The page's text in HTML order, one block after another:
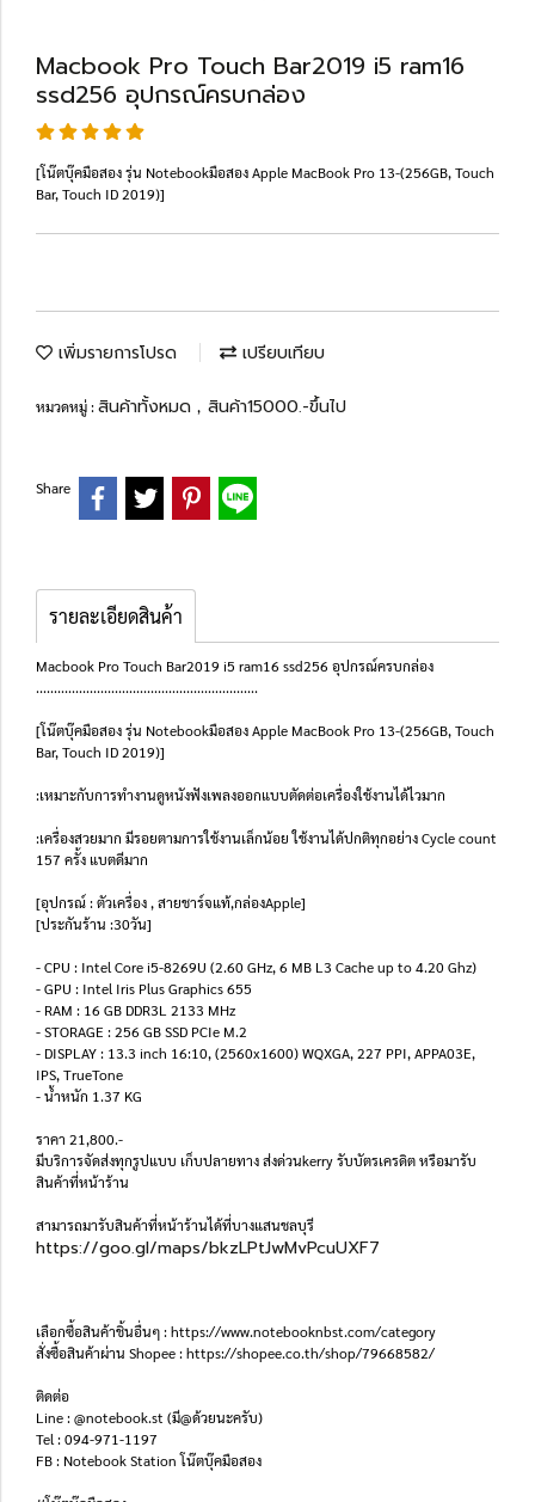
Macbook Pro Touch Bar2019 i5 ram16
ssd256 อุปกรณ์ครบกล่อง
[โน๊ตบุ๊คมือสอง รุ่น Notebookมือสอง Apple MacBook Pro 13-(256GB, Touch
Bar, Touch ID 2019)]
เพิ่มรายการโปรด เปรียบเทียบ
หมวดหมู่ :สินค้าทั้งหมด , สินค้า15000.-ขึ้นไป
Share
รายละเอียดสินค้า
Macbook Pro Touch Bar2019 i5 ram16 ssd256 อุปกรณ์ครบกล่อง
..............................................................
[โน๊ตบุ๊คมือสอง รุ่น Notebookมือสอง Apple MacBook Pro 13-(256GB, Touch
Bar, Touch ID 2019)]
:เหมาะกับการทำงานดูหนังฟังเพลงออกแบบตัดต่อเครื่องใช้งานได้ไวมาก
:เครื่องสวยมาก มีรอยตามการใช้งานเล็กน้อย ใช้งานได้ปกติทุกอย่าง Cycle count
157 ครั้ง แบตดีมาก
[อุปกรณ์ : ตัวเครื่อง , สายชาร์จแท้,กล่องApple]
[ประกันร้าน :30วัน]
- CPU : Intel Core i5-8269U (2.60 GHz, 6 MB L3 Cache up to 4.20 Ghz)
- GPU : Intel Iris Plus Graphics 655
- RAM : 16 GB DDR3L 2133 MHz
- STORAGE : 256 GB SSD PCIe M.2
- DISPLAY : 13.3 inch 16:10, (2560x1600) WQXGA, 227 PPI, APPA03E,
IPS, TrueTone
- น้ำหนัก 1.37 KG
ราคา 21,800.-
มีบริการจัดส่งทุกรูปแบบ เก็บปลายทาง ส่งด่วนkerry รับบัตรเครดิต หรือมารับ
สินค้าที่หน้าร้าน
สามารถมารับสินค้าที่หน้าร้านได้ที่บางแสนชลบุรี
https://goo.gl/maps/bkzLPtJwMvPcuUXF7
เลือกซื้อสินค้าชิ้นอื่นๆ : https://www.notebooknbst.com/category
สั่งซื้อสินค้าผ่าน Shopee : https://shopee.co.th/shop/79668582/
ติดต่อ
Line : @notebook.st (มี@ด้วยนะครับ)
Tel : 094-971-1197
FB : Notebook Station โน๊ตบุ๊คมือสอง